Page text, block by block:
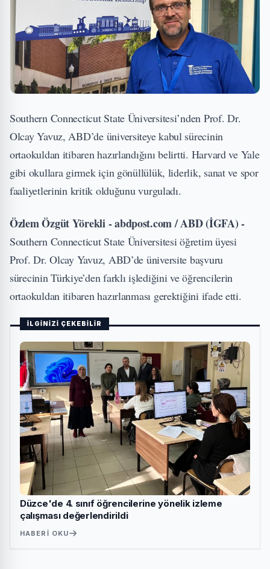
Southern Connecticut State Üniversitesi’nden Prof. Dr.
Olcay Yavuz, ABD’de üniversiteye kabul sürecinin
ortaokuldan itibaren hazırlandığını belirtti. Harvard ve Yale
gibi okullara girmek için gönüllülük, liderlik, sanat ve spor
faaliyetlerinin kritik olduğunu vurguladı.
Özlem Özgüt Yörekli - abdpost.com / ABD (İGFA) -
Southern Connecticut State Üniversitesi öğretim üyesi
Prof. Dr. Olcay Yavuz, ABD’de üniversite başvuru
sürecinin Türkiye’den farklı işlediğini ve öğrencilerin
ortaokuldan itibaren hazırlanması gerektiğini ifade etti.
İLGİNİZİ ÇEKEBİLİR
Düzce'de 4. sınıf öğrencilerine yönelik izleme
çalışması değerlendirildi
HABERI OKU